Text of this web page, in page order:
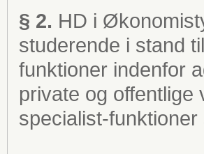
§ 2. HD i
studerende i stand
funktioner indenfor
private og offentlige
specialist-